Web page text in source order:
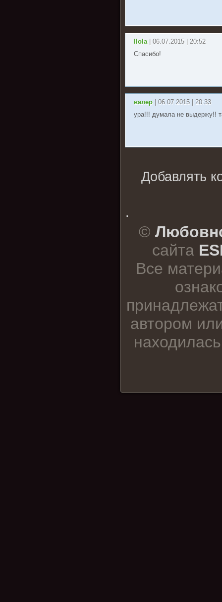
llola | 06.07.2015 | 20:52
Спасибо!
валер | 06.07.2015 | 20:33
ура!!! думала не выдержу!!
Добавлять
.
©
сайта
Все
автором